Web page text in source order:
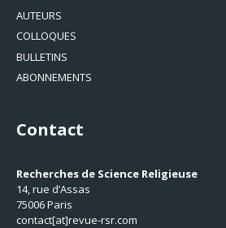
AUTEURS
COLLOQUES
BULLETINS
ABONNEMENTS
Contact
Recherches de Science Religieuse
14, rue d’Assas
75006 Paris
contact[at]revue-rsr.com